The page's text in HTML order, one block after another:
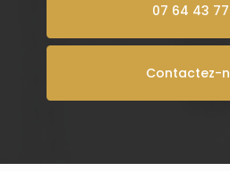
07 64 43
Contactez-